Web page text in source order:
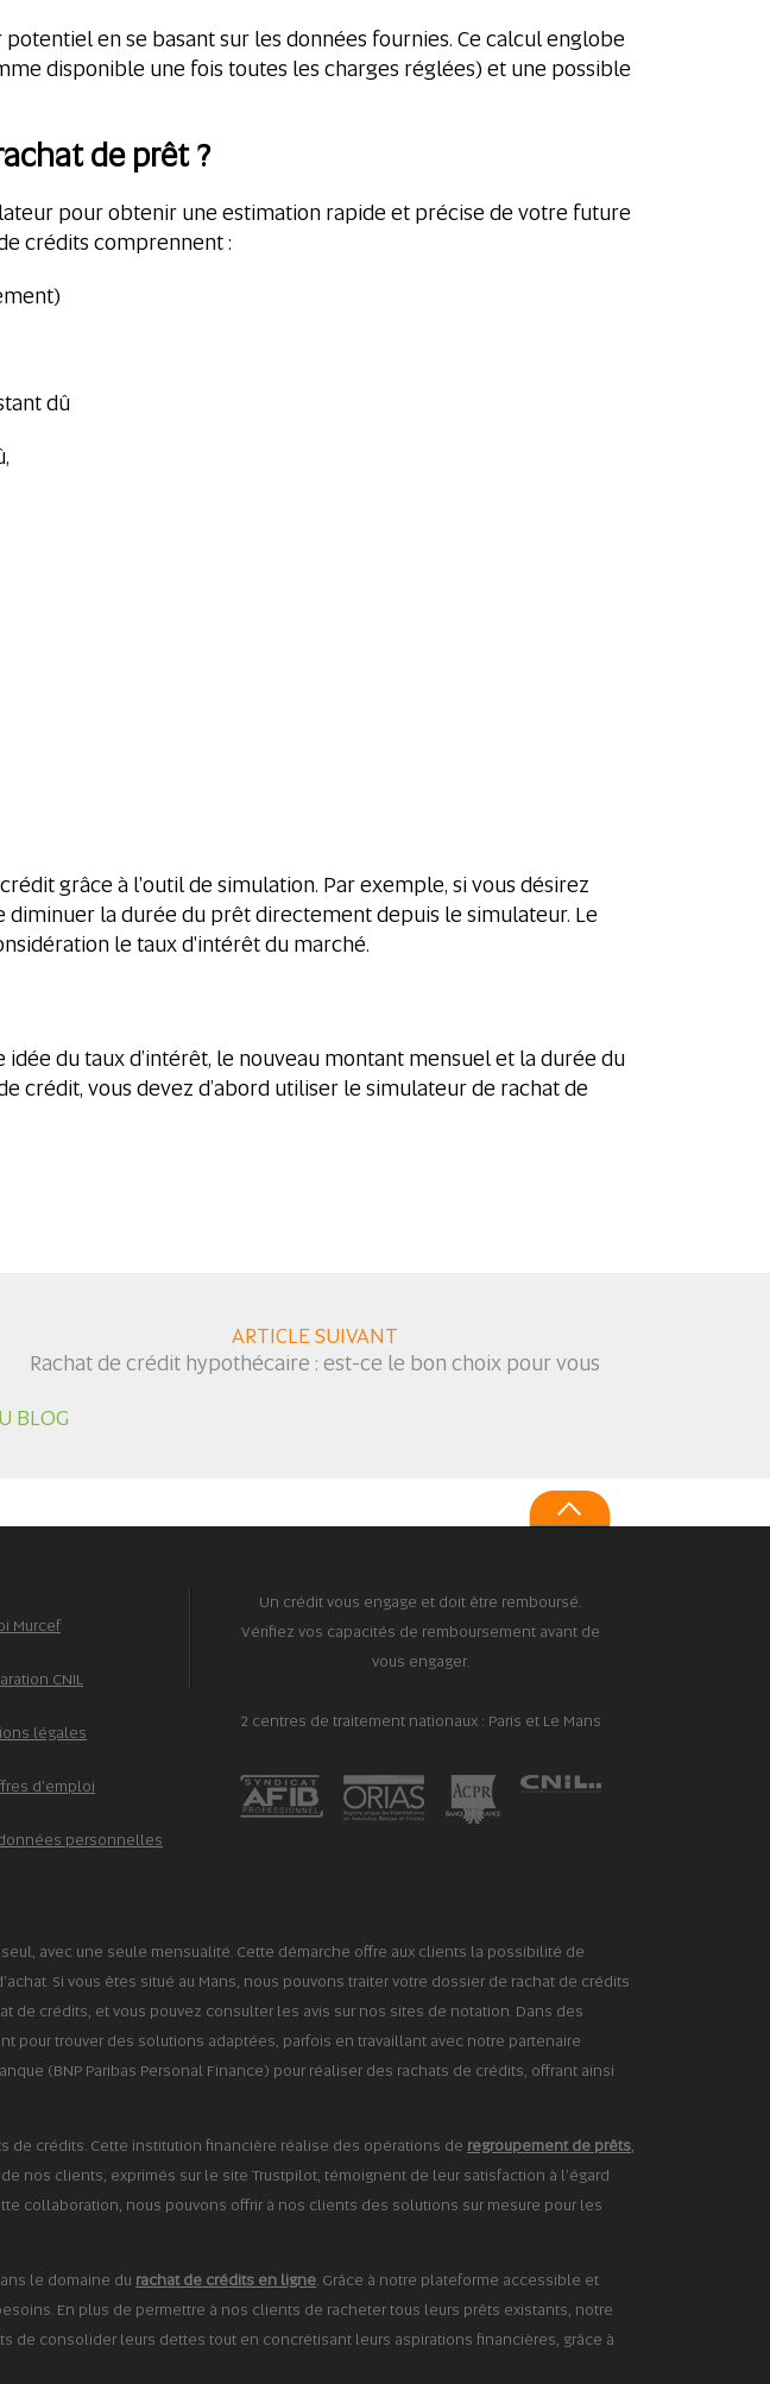
en se basant sur les données fournies. Ce calcul englobe
disponible une fois toutes les charges réglées) et une possible
de prêt ?
pour obtenir une estimation rapide et précise de votre future
crédits comprennent :
dû
grâce à l'outil de simulation. Par exemple, si vous désirez
la durée du prêt directement depuis le simulateur. Le
le taux d'intérêt du marché.
du taux d’intérêt, le nouveau montant mensuel et la durée du
crédit, vous devez d’abord utiliser le simulateur de rachat de
ARTICLE SUIVANT
Rachat de crédit hypothécaire : est-ce le bon choix pour vous
BLOG
Murcef
CNIL
légales
d'emploi
personnelles
Un crédit vous engage et doit être remboursé.
Vérifiez vos capacités de remboursement avant de
vous engager.
2 centres de traitement nationaux : Paris et Le Mans
avec une seule mensualité. Cette démarche offre aux clients la possibilité de
Si vous êtes situé au Mans, nous pouvons traiter votre dossier de rachat de crédits
de crédits, et vous pouvez consulter les avis sur nos sites de notation. Dans des
trouver des solutions adaptées, parfois en travaillant avec notre partenaire
(BNP Paribas Personal Finance) pour réaliser des rachats de crédits, offrant ainsi
de crédits. Cette institution financière réalise des opérations de regroupement de prêts,
nos clients, exprimés sur le site Trustpilot, témoignent de leur satisfaction à l'égard
collaboration, nous pouvons offrir à nos clients des solutions sur mesure pour les
le domaine du rachat de crédits en ligne. Grâce à notre plateforme accessible et
En plus de permettre à nos clients de racheter tous leurs prêts existants, notre
de consolider leurs dettes tout en concrétisant leurs aspirations financières, grâce à